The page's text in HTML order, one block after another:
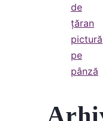
de
țăran
pictură
pe
pânză